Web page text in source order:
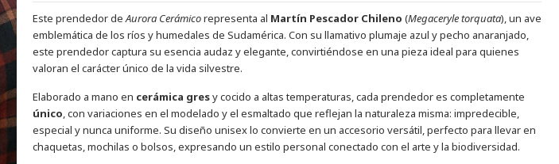
Este prendedor deAurora Cerámicorepresenta al Martín Pescador Chileno (Megaceryle torquata), un ave
emblemática de los ríos y humedales de Sudamérica. Con su llamativo plumaje azul y pecho anaranjado,
este prendedor captura su esencia audaz y elegante, convirtiéndose en una pieza ideal para quienes
valoran el carácter único de la vida silvestre.
Elaborado a mano en cerámica gresy cocido a altas temperaturas, cada prendedor es completamente
único , con variaciones en el modelado y el esmaltado que reflejan la naturaleza misma: impredecible,
especial y nunca uniforme. Su diseño unisex lo convierte en un accesorio versátil, perfecto para llevar en
chaquetas, mochilas o bolsos, expresando un estilo personal conectado con el arte y la biodiversidad.